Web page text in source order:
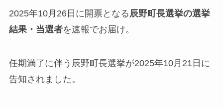
2025年10月26日に開票となる 辰野町長選挙の選挙
結果・当選者を速報でお届け。
任期満了に伴う辰野町長選挙が2025年10月21日に
告知されました。